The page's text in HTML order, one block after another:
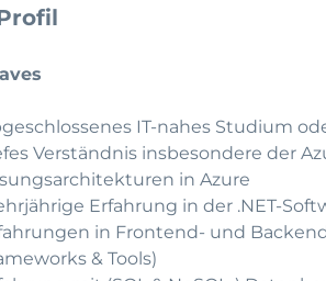
IT-nahes Studium
Verständnis insbesondere der
in Azure
Erfahrung in der .NET-
in Frontend- und
& Tools)